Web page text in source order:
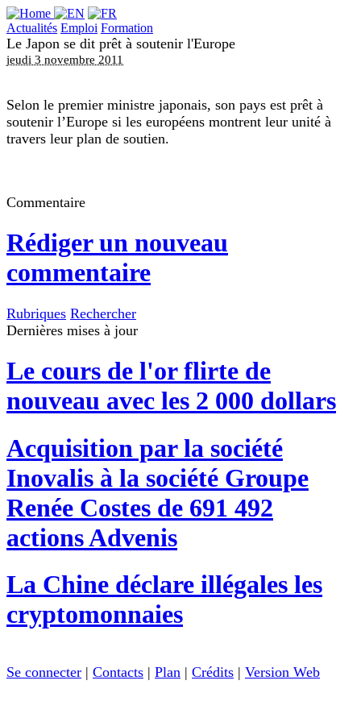
Actualités Emploi Formation
Le Japon se dit prêt à soutenir l'Europe
jeudi 3 novembre 2011
Selon le premier ministre japonais, son pays est prêt à
soutenir l’Europe si les européens montrent leur unité à
travers leur plan de soutien.
Commentaire
Rédiger un nouveau
commentaire
Rubriques Rechercher
Dernières mises à jour
Le cours de l'or flirte de
nouveau avec les 2 000 dollars
Acquisition par la société
Inovalis à la société Groupe
Renée Costes de 691 492
actions Advenis
La Chine déclare illégales les
cryptomonnaies
Se connecter | Contacts | Plan | Crédits | Version Web